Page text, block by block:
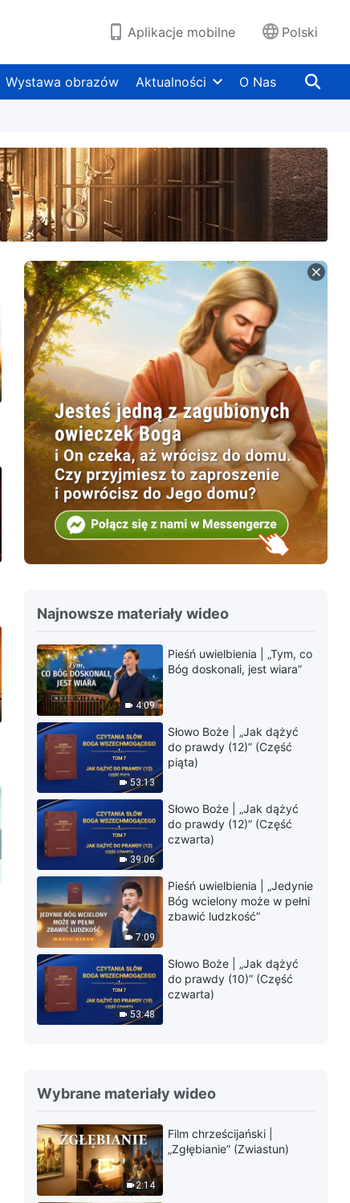
Aplikacje mobilne Polski
Wystawa obrazów Aktualności O Nas
Najnowsze materiały wideo
4:09
Pieśń uwielbienia | „Tym, co
Bóg doskonali, jest wiara”
53:13
Słowo Boże | „Jak dążyć
do prawdy (12)” (Część
piąta)
39:06
Słowo Boże | „Jak dążyć
do prawdy (12)” (Część
czwarta)
7:09
Pieśń uwielbienia | „Jedynie
Bóg wcielony może w pełni
zbawić ludzkość”
53:48
Słowo Boże | „Jak dążyć
do prawdy (10)” (Część
czwarta)
Wybrane materiały wideo
2:14
Film chrześcijański |
„Zgłębianie” (Zwiastun)